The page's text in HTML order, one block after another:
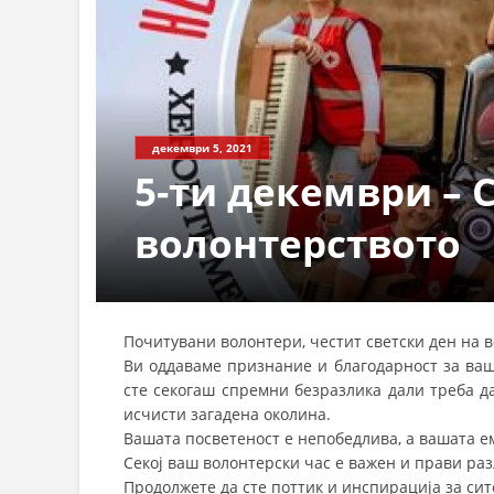
декември 5, 2021
5-ти декември –
волонтерството
Почитувани волонтери, честит светски ден на
Ви оддаваме признание и благодарност за
сте секогаш спремни безразлика дали треба
исчисти загадена околина.
Вашата посветеност е непобедлива, а вашата
Секој ваш волонтерски час е важен и прави
Продолжете да сте поттик и инспирација за